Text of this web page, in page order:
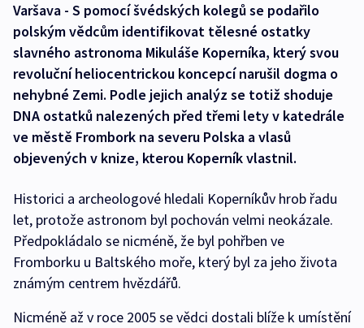
Varšava - S pomocí švédských kolegů se podařilo
polským vědcům identifikovat tělesné ostatky
slavného astronoma Mikuláše Koperníka, který svou
revoluční heliocentrickou koncepcí narušil dogma o
nehybné Zemi. Podle jejich analýz se totiž shoduje
DNA ostatků nalezených před třemi lety v katedrále
ve městě Frombork na severu Polska a vlasů
objevených v knize, kterou Koperník vlastnil.
Historici a archeologové hledali Koperníkův hrob řadu
let, protože astronom byl pochován velmi neokázale.
Předpokládalo se nicméně, že byl pohřben ve
Fromborku u Baltského moře, který byl za jeho života
známým centrem hvězdářů.
Nicméně až v roce 2005 se vědci dostali blíže k umístění